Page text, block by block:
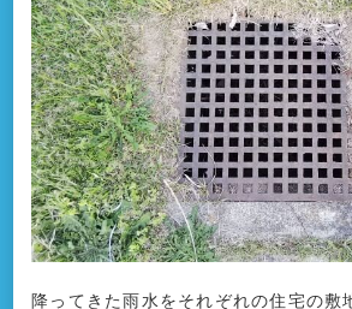
降ってきた雨水をそれぞれの住宅の敷